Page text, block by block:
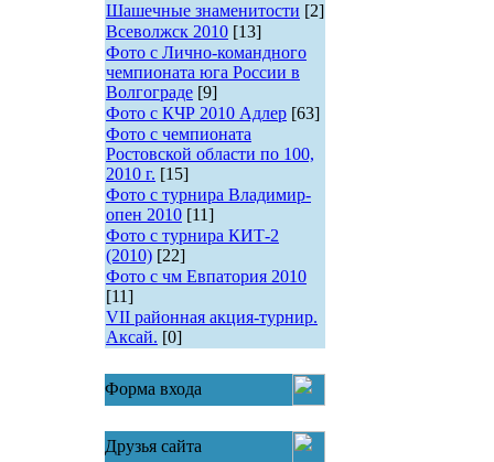
Шашечные знаменитости [2]
Всеволжск 2010 [13]
Фото с Лично-командного
чемпионата юга России в
Волгограде [9]
Фото с КЧР 2010 Адлер [63]
Фото с чемпионата
Ростовской области по 100,
2010 г. [15]
Фото с турнира Владимир-
опен 2010 [11]
Фото с турнира КИТ-2
(2010) [22]
Фото с чм Евпатория 2010
[11]
VII районная акция-турнир.
Аксай. [0]
Форма входа
Друзья сайта